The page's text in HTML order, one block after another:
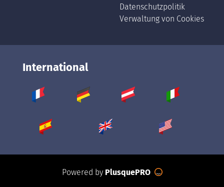
Datenschutzpolitik
Verwaltung von Cookies
International
Powered by PlusquePRO